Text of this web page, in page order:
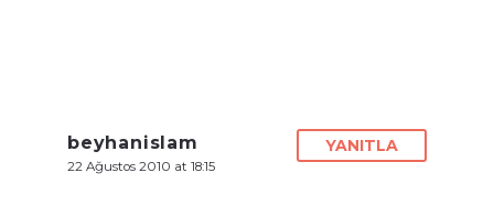
beyhanislam
22 Ağustos 2010 at 18:15
YANITLA